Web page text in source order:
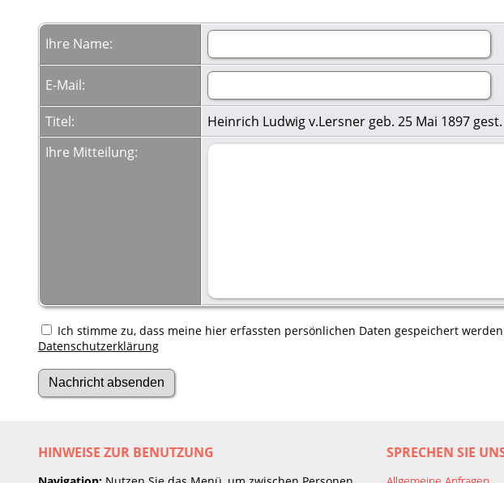
Ihre Name:
E-Mail:
Titel:
Heinrich Ludwig v.Lersner geb. 25 Mai 1897
Ihre Mitteilung:
Ich stimme zu, dass meine hier erfassten persönlichen Daten gespeichert
Datenschutzerklärung
HINWEISE ZUR BENUTZUNG SPRECHEN SIE